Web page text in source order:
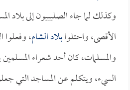
وكذلك لما جاء الصليبيون إلى بلاد
الأقصى، واحتلوابلاد الشام، وفعلوا
والمسلمات، كان أحد شعراء
السيء، ويتكلم عن المساجد التي